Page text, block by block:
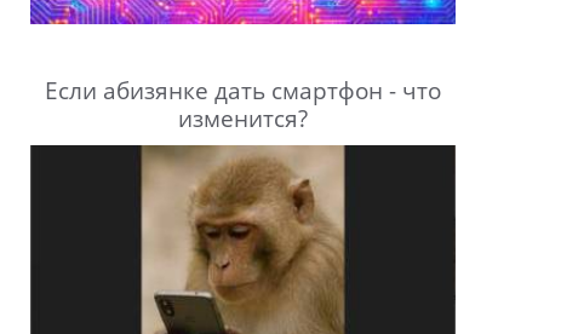
Если абизянке дать смартфон - что
изменится?